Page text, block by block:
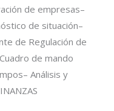
de empresas–
de situación–
de Regulación de
de mando
Análisis y